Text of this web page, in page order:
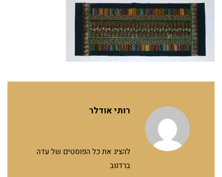
רותי אודלר
להציג את כל הפוסטים של עדה
ברדנוב